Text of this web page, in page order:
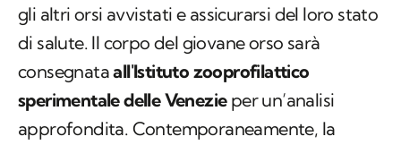
gli altri orsi avvistati e assicurarsi del loro stato
di salute. Il corpo del giovane orso sarà
consegnataall'Istituto zooprofilattico
sperimentale delle Venezieper un’analisi
approfondita. Contemporaneamente, la